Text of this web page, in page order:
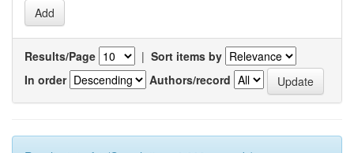
Results/Page | Sort items by
In order
Authors/record